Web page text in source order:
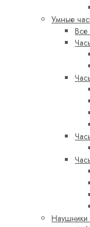
Умные
Все
Наушники